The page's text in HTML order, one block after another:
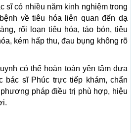
sĩ có nhiều năm kinh nghiệm trong
về tiêu hóa liên quan đến dạ
rối loạn tiêu hóa, táo bón, tiêu
kém hấp thu, đau bụng không rõ
có thể hoàn toàn yên tâm đưa
bác sĩ Phúc trực tiếp khám, chẩn
pháp điều trị phù hợp, hiệu